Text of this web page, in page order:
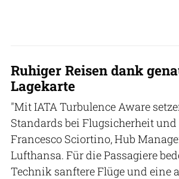
Ruhiger Reisen dank
Lagekarte
"Mit IATA Turbulence Aware
Standards bei Flugsicherheit und
Francesco Sciortino, Hub
Lufthansa. Für die Passagiere
Technik sanftere Flüge und eine